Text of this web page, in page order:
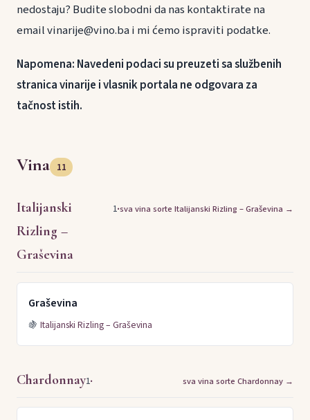
nedostaju? Budite slobodni da nas kontaktirate na
email vinarije@vino.ba i mi ćemo ispraviti podatke.
Napomena: Navedeni podaci su preuzeti sa službenih
stranica vinarije i vlasnik portala ne odgovara za
tačnost istih.
Vina 11
Italijanski
Rizling –
Graševina
1·sva vina sorte Italijanski Rizling – Graševina →
Graševina
🍇 Italijanski Rizling – Graševina
Chardonnay1· sva vina sorte Chardonnay →